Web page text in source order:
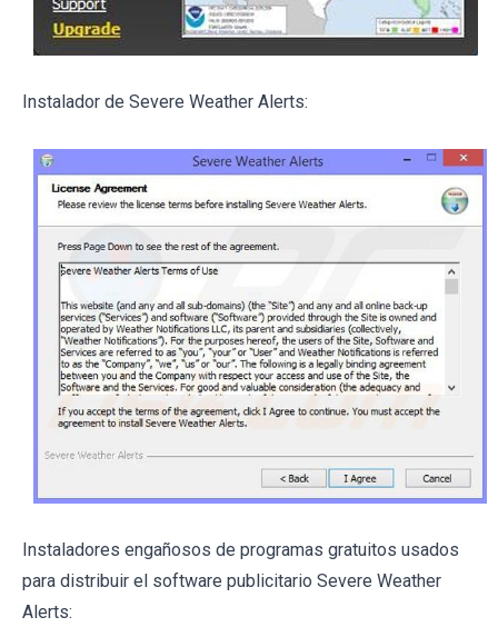
Instalador de Severe Weather Alerts:
Instaladores engañosos de programas gratuitos usados
para distribuir el software publicitario Severe Weather
Alerts: